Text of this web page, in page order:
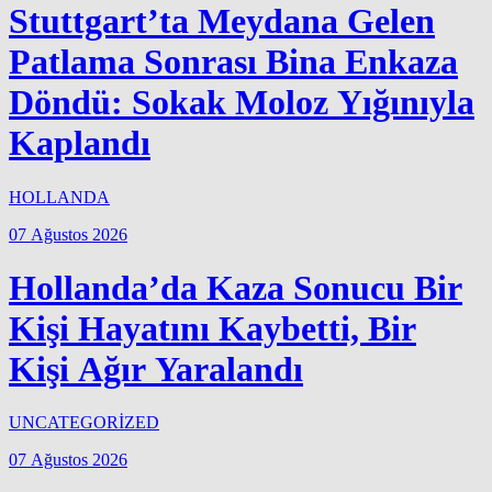
Stuttgart’ta Meydana Gelen
Patlama Sonrası Bina Enkaza
Döndü: Sokak Moloz Yığınıyla
Kaplandı
HOLLANDA
07 Ağustos 2026
Hollanda’da Kaza Sonucu Bir
Kişi Hayatını Kaybetti, Bir
Kişi Ağır Yaralandı
UNCATEGORİZED
07 Ağustos 2026